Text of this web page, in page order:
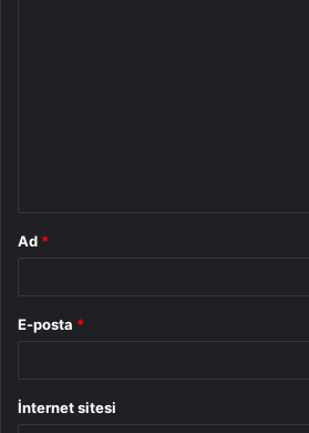
Ad *
E-posta *
İnternet sitesi